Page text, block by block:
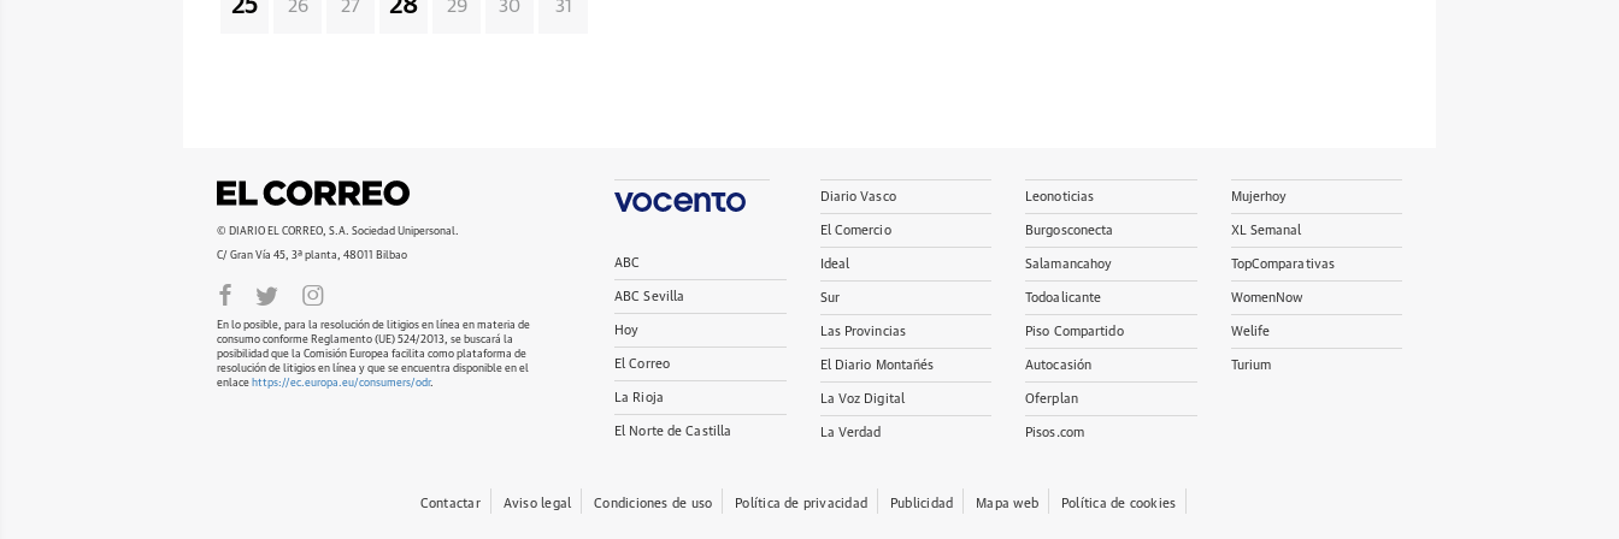
25 26 27 28 29 30 31
© DIARIO EL CORREO, S.A. Sociedad Unipersonal.
C/ Gran Vía 45, 3ª planta, 48011 Bilbao
En lo posible, para la resolución de litigios en línea en materia de
consumo conforme Reglamento (UE) 524/2013, se buscará la
posibilidad que la Comisión Europea facilita como plataforma de
resolución de litigios en línea y que se encuentra disponible en el
enlace https://ec.europa.eu/consumers/odr.
ABC
ABC Sevilla
Hoy
El Correo
La Rioja
El Norte de Castilla
Diario Vasco
El Comercio
Ideal
Sur
Las Provincias
El Diario Montañés
La Voz Digital
La Verdad
Leonoticias
Burgosconecta
Salamancahoy
Todoalicante
Piso Compartido
Autocasión
Oferplan
Pisos.com
Mujerhoy
XL Semanal
TopComparativas
WomenNow
Welife
Turium
Contactar Aviso legal Condiciones de uso Política de privacidad Publicidad Mapa web Política de cookies